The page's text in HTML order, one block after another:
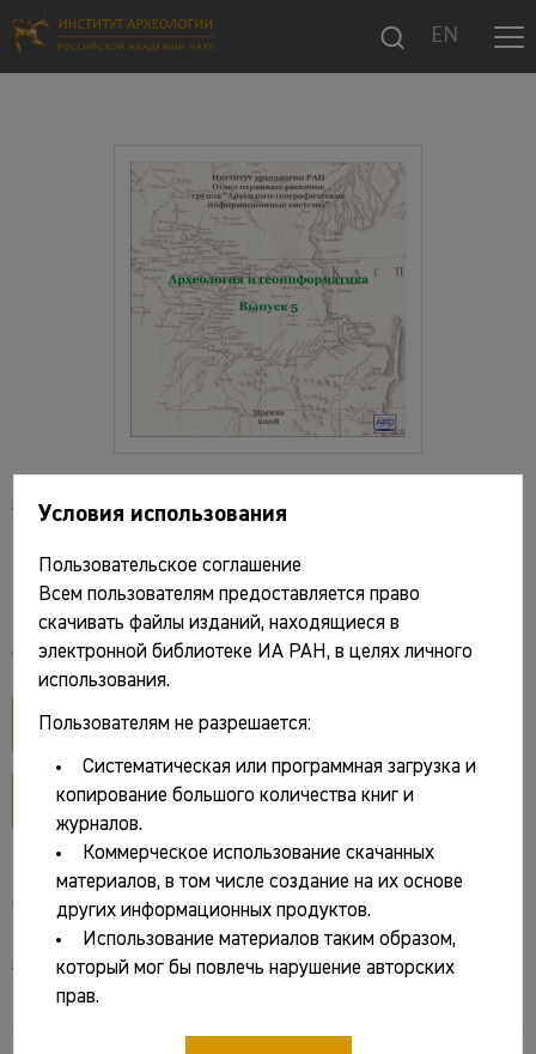
EN
Археология и геоинформатика. Вып. 5
Коробов. М.: ИА РАН, 2008. CD-ROM
Файлы и ссылки
открыть диск
обложка диска
Основные сведения
Авторы:
Коробов Дмитрий Сергеевич
Условия использования
Пользовательское соглашение
Всем пользователям предоставляется право
скачивать файлы изданий, находящиеся в
электронной библиотеке ИА РАН, в целях личного
использования.
Пользователям не разрешается:
Систематическая или программная загрузка и
копирование большого количества книг и
журналов.
Коммерческое использование скачанных
материалов, в том числе создание на их основе
других информационных продуктов.
Использование материалов таким образом,
который мог бы повлечь нарушение авторских
прав.